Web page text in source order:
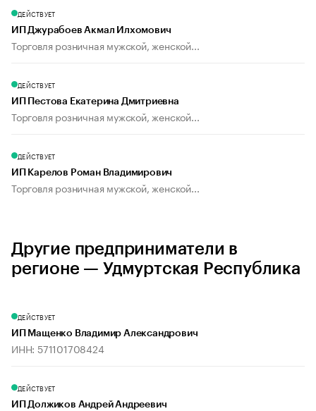
ДЕЙСТВУЕТ
ИП Джурабоев Акмал Илхомович
Торговля розничная мужской, женской...
ДЕЙСТВУЕТ
ИП Пестова Екатерина Дмитриевна
Торговля розничная мужской, женской...
ДЕЙСТВУЕТ
ИП Карелов Роман Владимирович
Торговля розничная мужской, женской...
Другие предприниматели в
регионе — Удмуртская Республика
ДЕЙСТВУЕТ
ИП Мащенко Владимир Александрович
ИНН: 571101708424
ДЕЙСТВУЕТ
ИП Должиков Андрей Андреевич